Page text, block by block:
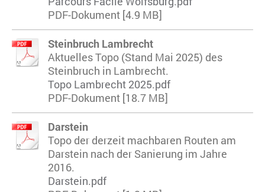
PDF-Dokument [4.9 MB]
Steinbruch Lambrecht
Aktuelles Topo (Stand Mai 2025) des
Steinbruch in Lambrecht.
Topo Lambrecht 2025.pdf
PDF-Dokument [18.7 MB]
Darstein
Topo der derzeit machbaren Routen am
Darstein nach der Sanierung im Jahre
2016.
Darstein.pdf